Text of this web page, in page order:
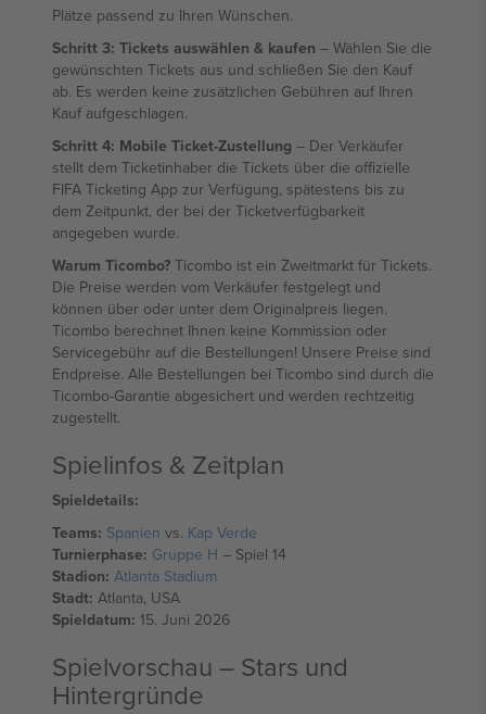
Plätze passend zu Ihren Wünschen.
Schritt 3: Tickets auswählen & kaufen – Wählen Sie die
gewünschten Tickets aus und schließen Sie den Kauf
ab. Es werden keine zusätzlichen Gebühren auf Ihren
Kauf aufgeschlagen.
Schritt 4: Mobile Ticket-Zustellung – Der Verkäufer
stellt dem Ticketinhaber die Tickets über die offizielle
FIFA Ticketing App zur Verfügung, spätestens bis zu
dem Zeitpunkt, der bei der Ticketverfügbarkeit
angegeben wurde.
Warum Ticombo? Ticombo ist ein Zweitmarkt für Tickets.
Die Preise werden vom Verkäufer festgelegt und
können über oder unter dem Originalpreis liegen.
Ticombo berechnet Ihnen keine Kommission oder
Servicegebühr auf die Bestellungen! Unsere Preise sind
Endpreise. Alle Bestellungen bei Ticombo sind durch die
Ticombo-Garantie abgesichert und werden rechtzeitig
zugestellt.
Spielinfos & Zeitplan
Spieldetails:
Teams: Spanien vs. Kap Verde
Turnierphase: Gruppe H – Spiel 14
Stadion: Atlanta Stadium
Stadt: Atlanta, USA
Spieldatum: 15. Juni 2026
Spielvorschau – Stars und
Hintergründe